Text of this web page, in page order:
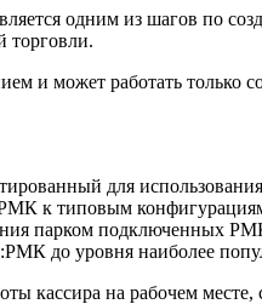
одним из шагов по
торговли.
и может работать только
для
к типовым
парком подключенных
до уровня наиболее
кассира на рабочем